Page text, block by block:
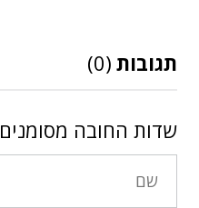
תגובות (0)
שדות החובה מסומנים